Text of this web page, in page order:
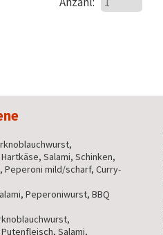
Salami, Schinken,
Peperoni mild/scharf, Curry-
Peperoniwurst, BBQ
Salami,